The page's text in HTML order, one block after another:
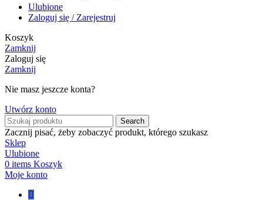
Ulubione
Zaloguj się / Zarejestruj
Koszyk
Zamknij
Zaloguj się
Zamknij
Nie masz jeszcze konta?
Utwórz konto
Search
Zacznij pisać, żeby zobaczyć produkt, którego szukasz
Sklep
Ulubione
0 items Koszyk
Moje konto